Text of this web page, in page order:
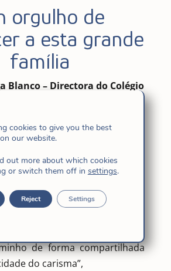
orgulho de
a esta grande
família
Blanco – Directora do Colégio
de forma compartilhada
do carisma”,
cookies to give you the best
our website.
out more about which cookies
or switch them off in settings.
Reject Settings